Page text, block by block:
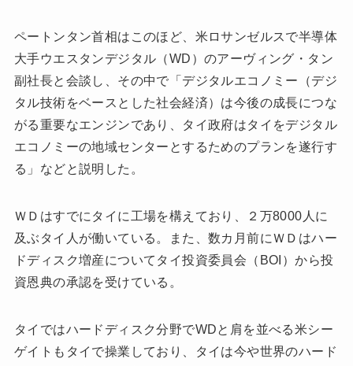
ペートンタン首相はこのほど、米ロサンゼルスで半導体
大手ウエスタンデジタル（WD）のアーヴィング・タン
副社長と会談し、その中で「デジタルエコノミー（デジ
タル技術をベースとした社会経済）は今後の成長につな
がる重要なエンジンであり、タイ政府はタイをデジタル
エコノミーの地域センターとするためのプランを遂行す
る」などと説明した。
ＷＤはすでにタイに工場を構えており、２万8000人に
及ぶタイ人が働いている。また、数カ月前にＷＤはハー
ドディスク増産についてタイ投資委員会（BOI）から投
資恩典の承認を受けている。
タイではハードディスク分野でWDと肩を並べる米シー
ゲイトもタイで操業しており、タイは今や世界のハード